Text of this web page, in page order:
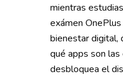
mientras
exámen
bienestar digital,
qué apps son las
desbloquea el